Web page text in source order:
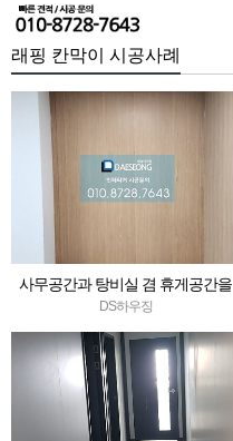
래핑 칸막이 시공사례
사무공간과 탕비실 겸 휴게공간을
분리하는 작업 /서울 도곡동 / 칸막이
공사
DS하우징